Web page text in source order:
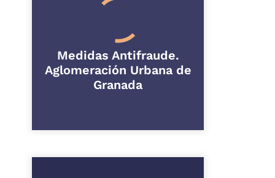
Medidas Antifraude.
Aglomeración Urbana de
Granada